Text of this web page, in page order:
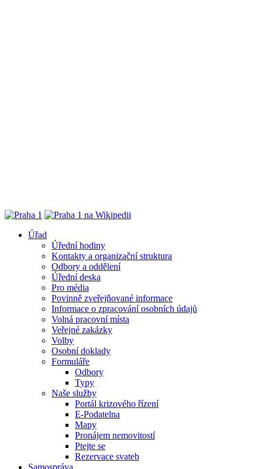
Úřad
Úřední hodiny
Kontakty a organizační struktura
Odbory a oddělení
Úřední deska
Pro média
Povinně zveřejňované informace
Informace o zpracování osobních údajů
Volná pracovní místa
Veřejné zakázky
Volby
Osobní doklady
Formuláře
Odbory
Typy
Naše služby
Portál krizového řízení
E-Podatelna
Mapy
Pronájem nemovitostí
Ptejte se
Rezervace svateb
Samospráva